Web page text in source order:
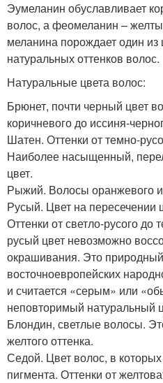
Эумеланин обуславливает
волос, а феомеланин –
меланина порождает один
натуральных оттенков волос.
Натуральные цвета волос:
Брюнет, почти черный цвет
коричневого до иссиня-
Шатен. Оттенки от темно-
Наиболее насыщенный,
цвет.
Рыжий. Волосы оранжевого и
Русый. Цвет на пересечении
Оттенки от светло-русого до
русый цвет невозможно
окрашивания. Это
восточноевропейских
и считается «серым» или
неповторимый натуральный
Блондин, светлые волосы.
желтого оттенка.
Седой. Цвет волос, в
пигмента. Оттенки от